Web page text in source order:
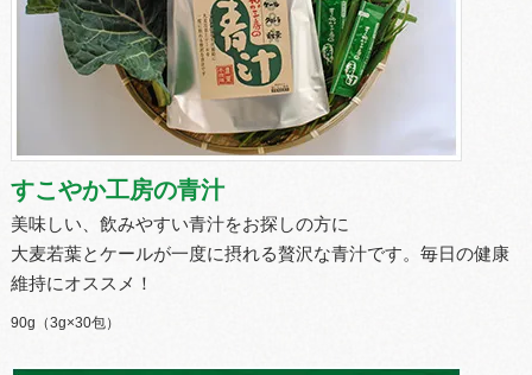
すこやか工房の青汁
美味しい、飲みやすい青汁をお探しの方に
大麦若葉とケールが一度に摂れる贅沢な青汁です。毎日の健康
維持にオススメ！
90g（3g×30包）